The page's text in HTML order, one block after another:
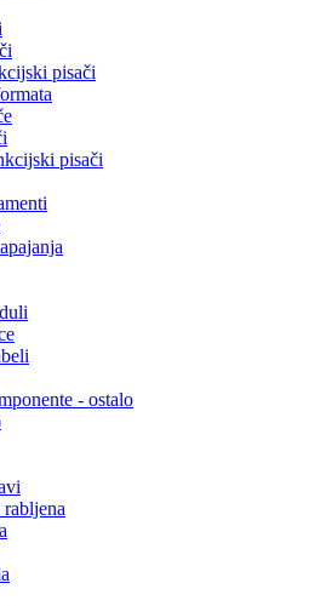
pisači
pisači
- ostalo
rabljena